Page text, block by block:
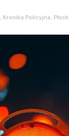
, Kronika Policyjna, Płock